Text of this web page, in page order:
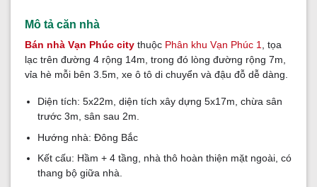
Mô tả căn nhà
Bán nhà Vạn Phúc city thuộc Phân khu Vạn Phúc 1
, tọa
lạc trên đường 4 rộng 14m, trong đó lòng đường rộng 7m,
vỉa hè mỗi bên 3.5m, xe ô tô di chuyển và đậu đỗ dễ dàng.
Diện tích: 5x22m, diện tích xây dựng 5x17m, chừa sân
trước 3m, sân sau 2m.
Hướng nhà: Đông Bắc
Kết cấu: Hầm + 4 tầng, nhà thô hoàn thiện mặt ngoài, có
thang bộ giữa nhà.